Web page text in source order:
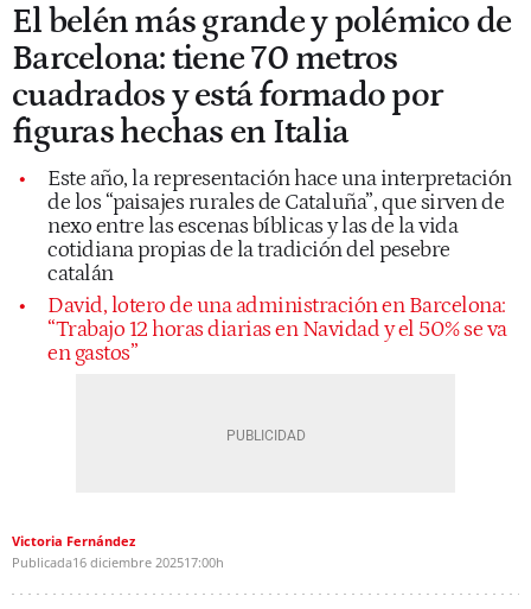
El belén más grande y polémico de
Barcelona: tiene 70 metros
cuadrados y está formado por
figuras hechas en Italia
Este año, la representación hace una interpretación
de los “paisajes rurales de Cataluña”, que sirven de
nexo entre las escenas bíblicas y las de la vida
cotidiana propias de la tradición del pesebre
catalán
David, lotero de una administración en Barcelona:
“Trabajo 12 horas diarias en Navidad y el 50% se va
en gastos”
Victoria Fernández
Publicada16 diciembre 202517:00h